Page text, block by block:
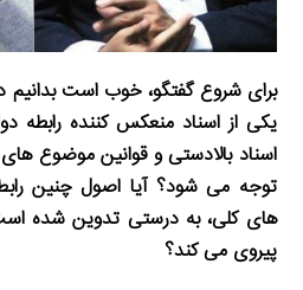
برای شروع گفتگو، خوب است بدانیم
یکی از اسناد منعکس کننده رابطه
اسناد بالادستی و قوانین موضوع
توجه می شود؟ آیا اصول چنین
های کلی، به درستی تدوین شده
پیروی می کند؟